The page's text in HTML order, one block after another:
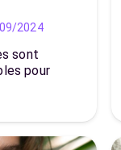
2024
sont
pour